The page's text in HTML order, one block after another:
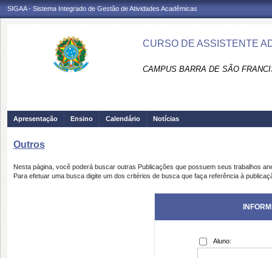
SIGAA - Sistema Integrado de Gestão de Atividades Acadêmicas
CURSO DE ASSISTENTE
CAMPUS BARRA DE SÃO
Apresentação Ensino Calendário Notícias
Outros
Nesta página, você poderá buscar outras Publicações que possuem seus trabalhos
Para efetuar uma busca digite um dos critérios de busca que faça referência à
Aluno: